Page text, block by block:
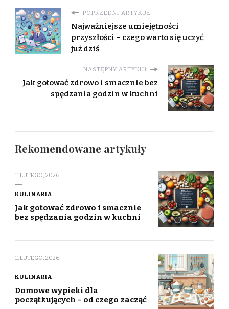
POPRZEDNI ARTYKUŁ
Najważniejsze umiejętności
przyszłości – czego warto się uczyć
już dziś
NASTĘPNY ARTYKUŁ
Jak gotować zdrowo i smacznie bez
spędzania godzin w kuchni
Rekomendowane artykuły
11 LUTEGO, 2026
KULINARIA
Jak gotować zdrowo i smacznie
bez spędzania godzin w kuchni
11 LUTEGO, 2026
KULINARIA
Domowe wypieki dla
początkujących – od czego zacząć